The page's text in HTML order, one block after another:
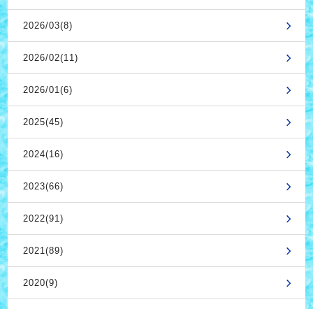
2026/03(8)
2026/02(11)
2026/01(6)
2025(45)
2024(16)
2023(66)
2022(91)
2021(89)
2020(9)